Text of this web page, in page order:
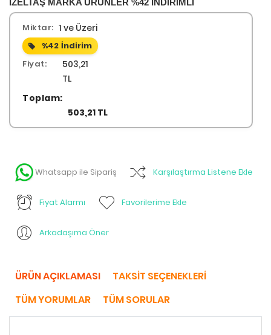
IZELTAŞ MARKA ÜRÜNLER %42 İNDİRİMLİ
Miktar: 1 ve Üzeri
%42 İndirim
Fiyat:
503,21
TL
Toplam:
503,21 TL
Whatsapp ile Sipariş Karşılaştırma Listene Ekle
Fiyat Alarmı Favorilerime Ekle
Arkadaşıma Öner
ÜRÜN AÇIKLAMASI
TAKSIT SEÇENEKLERI
TÜM YORUMLAR
TÜM SORULAR